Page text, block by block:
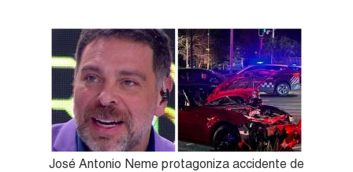
José Antonio Neme protagoniza accidente de